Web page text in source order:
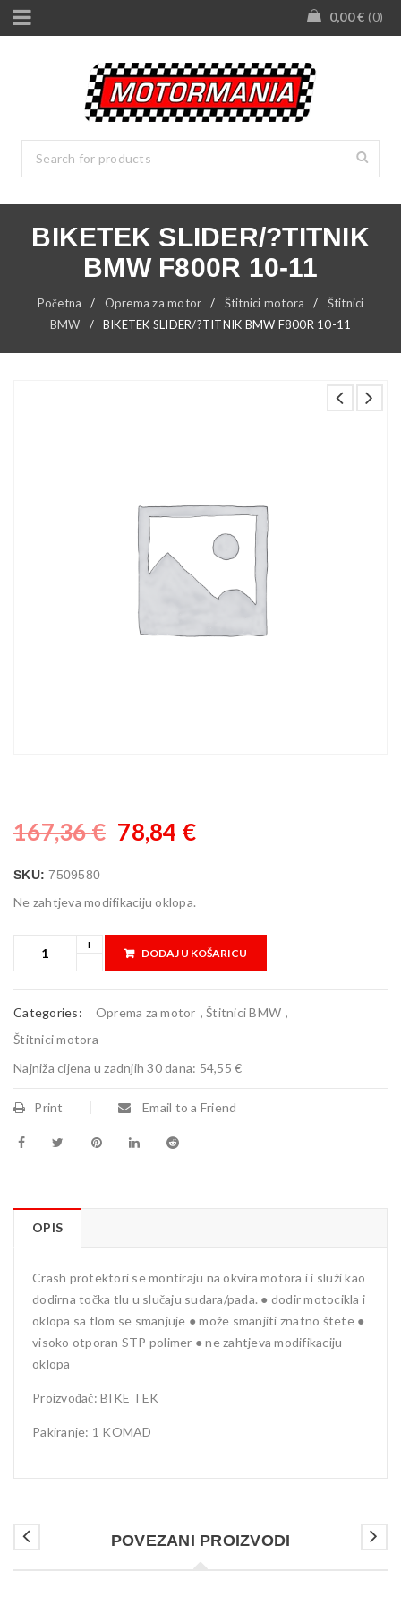
0,00€ 0
BIKETEK SLIDER/?TITNIK
BMW F800R 10-11
Početna / Oprema za motor / Štitnici motora /
Štitnici
BMW
/ BIKETEK SLIDER/?TITNIK BMW F800R 10-11
167,36€ 78,84 €
SKU:7509580
Ne zahtjeva modifikaciju oklopa.
DODAJ U KOŠARICU
Categories: Oprema za motor , Štitnici BMW ,
Štitnici motora
Najniža cijena u zadnjih 30 dana: 54,55 €
Print Email to a Friend
OPIS
Crash protektori se montiraju na okvira motora i i služi kao
dodirna točka tlu u slučaju sudara/pada. ● dodir motocikla i
oklopa sa tlom se smanjuje ● može smanjiti znatno štete ●
visoko otporan STP polimer ● ne zahtjeva modifikaciju
oklopa
Proizvođač: BIKE TEK
Pakiranje: 1 KOMAD
POVEZANI PROIZVODI